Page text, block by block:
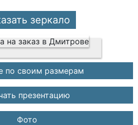
зеркало
по своим размерам
презентацию
Фото